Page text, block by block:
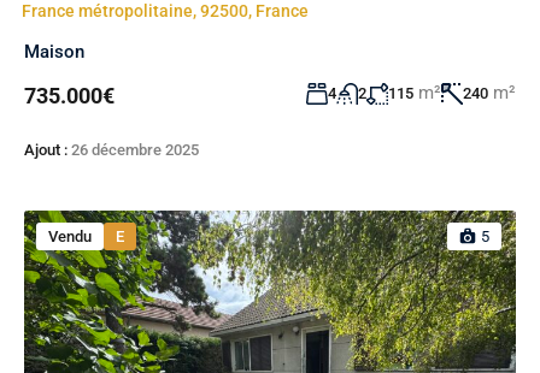
France métropolitaine, 92500, France
Maison
735.000€ 4 2 115 m² 240 m²
Ajout : 26 décembre 2025
Vendu E 5